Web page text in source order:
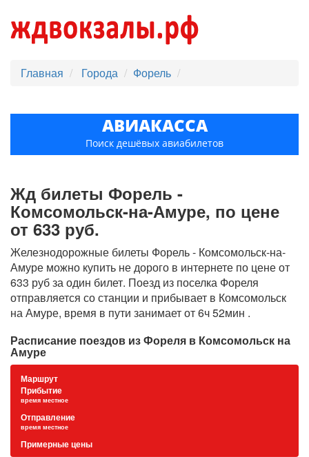
Главная Города Форель
АВИАКАССА
Поиск дешёвых авиабилетов
Жд билеты Форель -
Комсомольск-на-Амуре, по цене
от 633 руб.
Железнодорожные билеты Форель - Комсомольск-на-
Амуре можно купить не дорого в интернете по цене от
633 руб за один билет. Поезд из поселка Фореля
отправляется со станции и прибывает в Комсомольск
на Амуре, время в пути занимает от 6ч 52мин .
Расписание поездов из Фореля в Комсомольск на
Амуре
Маршрут
Прибытие
время местное
Отправление
время местное
Примерные цены